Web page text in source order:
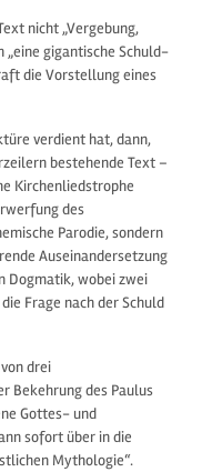
nicht „Vergebung,
„eine gigantische Schuld-
die Vorstellung eines
verdient hat, dann,
bestehende Text –
Kirchenliedstrophe
des
Parodie, sondern
Auseinandersetzung
Dogmatik, wobei zwei
Frage nach der Schuld
drei
Bekehrung des Paulus
Gottes- und
sofort über in die
Mythologie“.